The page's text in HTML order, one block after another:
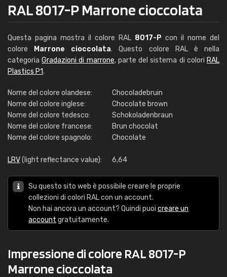
RAL 8017-P Marrone cioccolata
Questa pagina mostra il colore RAL 8017-P con il nome del
colore
Marrone cioccolata. Questo colore RAL è nella
categoriaGradazioni di marrone, parte del sistema di colori RAL
Plastics P1.
Nome del colore olandese:
Chocoladebruin
Nome del colore inglese:
Chocolate brown
Nome del colore tedesco:
Schokoladenbraun
Nome del colore francese:
Brun chocolat
Nome del colore spagnolo:
Chocolate
LRV(light reflectance value): 6,64
Su questo sito web è possibile creare le proprie
collezioni di colori RAL con un account.
Non hai ancora un account? Quindi puoi creare un
account gratuitamente.
Impressione di colore RAL 8017-P
Marrone cioccolata